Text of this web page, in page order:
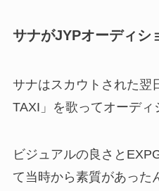
サナがJYPオーディシ
サナはスカウトされた翌
TAXI」を歌ってオーディ
ビジュアルの良さと
て当時から素質があった